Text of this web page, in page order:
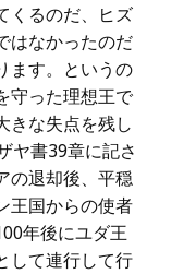
くるのだ、ヒズ
はなかったのだ
ます。というの
守った理想王で
きな失点を残し
ヤ書39章に記さ
の退却後、平穏
王国からの使者
年後にユダ王
して連行して行